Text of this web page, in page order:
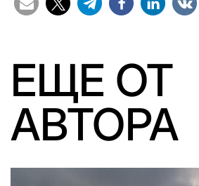
ЕЩЕ ОТ
АВТОРА